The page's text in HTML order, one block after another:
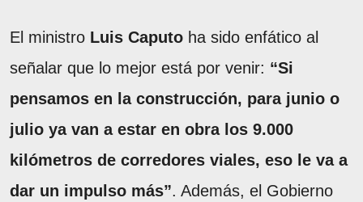
El ministro Luis Caputo ha sido enfático al
señalar que lo mejor está por venir: “Si
pensamos en la construcción, para junio o
julio ya van a estar en obra los 9.000
kilómetros de corredores viales, eso le va a
dar un impulso más”. Además, el Gobierno